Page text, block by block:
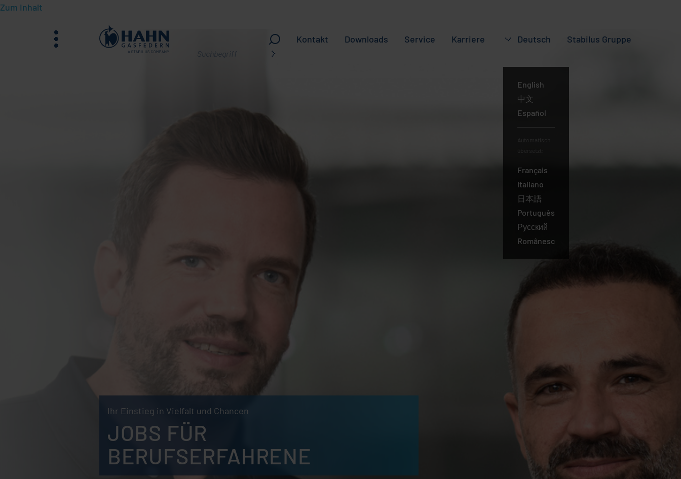
Zum Inhalt
Menü
Was
Kontakt Downloads Service Karriere Deutsch
Deutsch
English
中文
Español
Automatisch
übersetzt:
Français
Italiano
日本語
Português
Русский
Românesc
Stabilus Gruppe
Ihr Einstieg in Vielfalt und Chancen
JOBS FÜR
BERUFSERFAHRENE